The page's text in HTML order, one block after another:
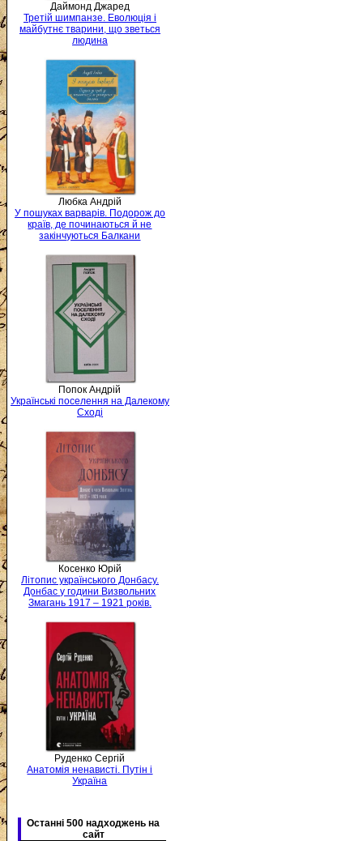
Даймонд Джаред
Третій шимпанзе. Еволюція і
майбутнє тварини, що зветься
людина
Любка Андрій
У пошуках варварів. Подорож до
країв, де починаються й не
закінчуються Балкани
Попок Андрій
Українські поселення на Далекому
Сході
Косенко Юрій
Літопис українського Донбасу.
Донбас у години Визвольних
Змагань 1917 – 1921 років.
Руденко Сергій
Анатомія ненависті. Путін і
Україна
Останні 500 надходжень на
сайт